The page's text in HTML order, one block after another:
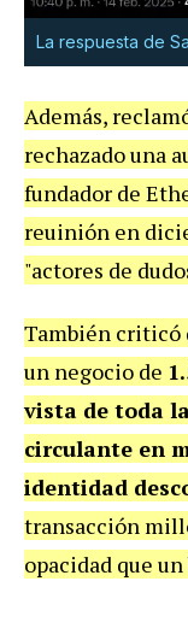
La respuesta de
Además,
rechazado una
fundador de
reuinión en
"actores de
También criticó
un negocio de
vista de toda
circulante en
identidad
transacción
opacidad que un